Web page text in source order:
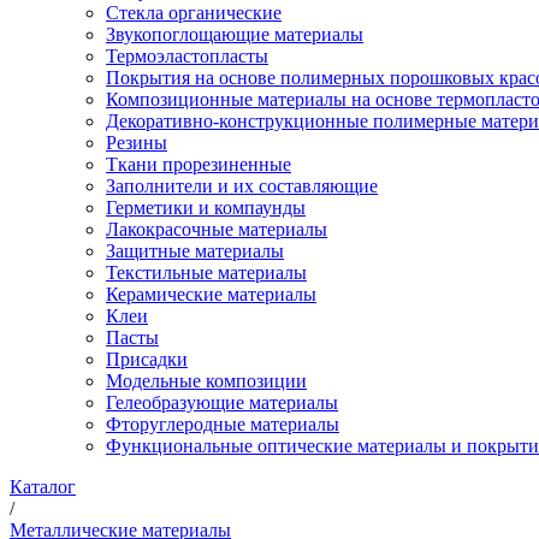
Стекла органические
Звукопоглощающие материалы
Термоэластопласты
Покрытия на основе полимерных порошковых
Композиционные материалы на основе
Декоративно-конструкционные полимерные
Резины
Ткани прорезиненные
Заполнители и их составляющие
Герметики и компаунды
Лакокрасочные материалы
Защитные материалы
Текстильные материалы
Керамические материалы
Клеи
Пасты
Присадки
Модельные композиции
Гелеобразующие материалы
Фторуглеродные материалы
Функциональные оптические материалы и
Каталог
/
Металлические материалы